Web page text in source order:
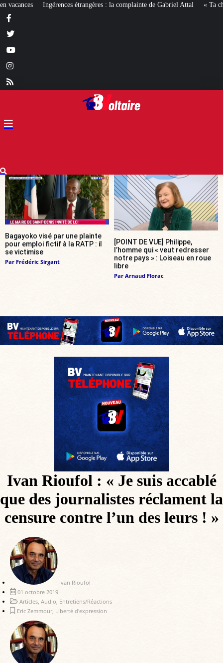
: la complainte de Gabriel Attal « Ta chicha et ta musique, on n’en veut
Bagayoko visé par une plainte
pour emploi fictif à la RATP : il
se victimise
Par Frédéric Sirgant
[POINT DE VUE] Philippe,
l’homme qui « veut redresser
notre pays » : Loiseau en roue
libre
Par Arnaud Florac
Ivan Rioufol : « Je suis accablé
que des journalistes réclament la
censure contre l’un des leurs ! »
Ivan Rioufol
01 octobre 2019
Articles, Audio, Entretiens/Réactions
Eric Zemmour, Liberté d'expression